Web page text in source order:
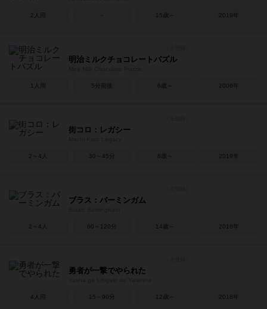
2人用 15歳～ 2019年
明治ミルクチョコレートパズル
1人用 5分前後 6歳～ 2006年
街コロ：レガシー
2～4人 30～45分 8歳～ 2019年
ブラス：バーミンガム
2～4人 60～120分 14歳～ 2018年
勇者が一撃でやられた
4人用 15～90分 12歳～ 2018年